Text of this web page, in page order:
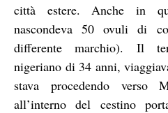
città estere. Anche in
nascondeva 50 ovuli di
differente marchio). Il
nigeriano di 34 anni,
stava procedendo
all’interno del cestino